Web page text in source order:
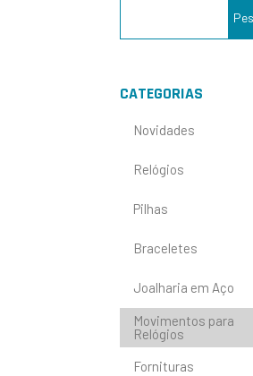
CATEGORIAS
Novidades
Relógios
Pilhas
Braceletes
Joalharia em Aço
Movimentos para
Relógios
Fornituras